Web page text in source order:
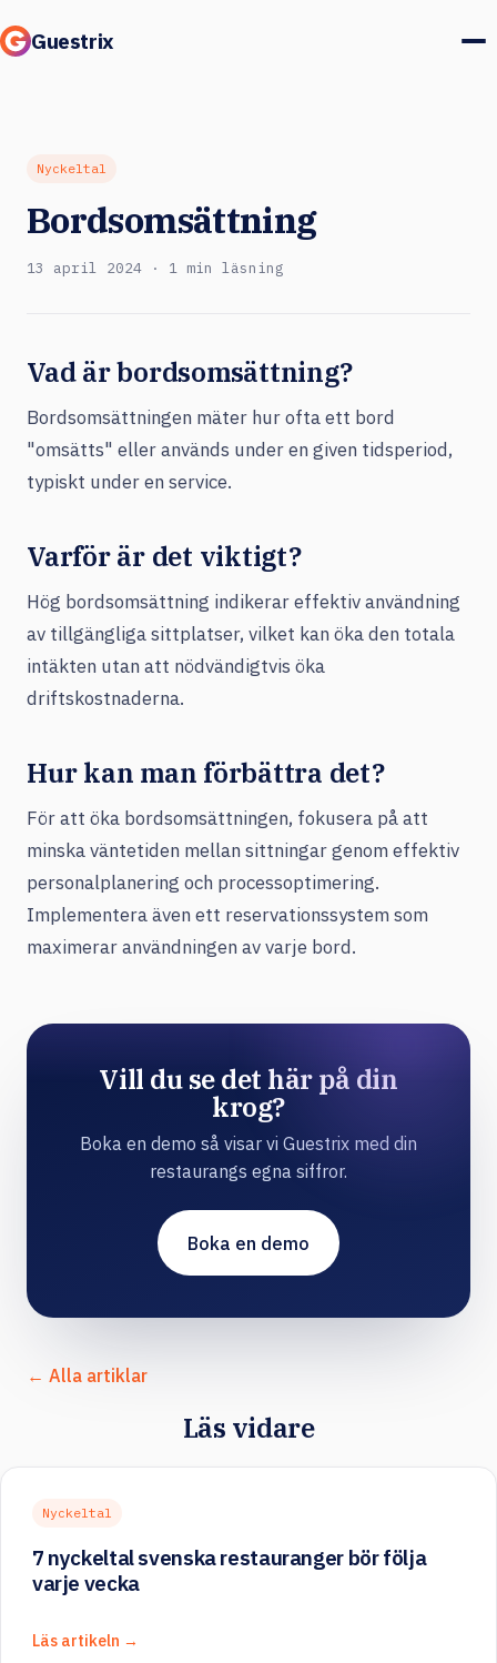
Guestrix
Integrationer
Priser
Kundcase
Nyckeltal
Bordsomsättning
13 april 2024 · 1 min läsning
Vad är bordsomsättning?
Bordsomsättningen mäter hur ofta ett bord
"omsätts" eller används under en given tidsperiod,
typiskt under en service.
Varför är det viktigt?
Hög bordsomsättning indikerar effektiv användning
av tillgängliga sittplatser, vilket kan öka den totala
intäkten utan att nödvändigtvis öka
driftskostnaderna.
Hur kan man förbättra det?
För att öka bordsomsättningen, fokusera på att
minska väntetiden mellan sittningar genom effektiv
personalplanering och processoptimering.
Implementera även ett reservationssystem som
maximerar användningen av varje bord.
Vill du se det här på din
krog?
Boka en demo så visar vi Guestrix med din
restaurangs egna siffror.
Boka en demo
← Alla artiklar
Läs vidare
Nyckeltal
7 nyckeltal svenska restauranger bör följa
varje vecka
Läs artikeln →